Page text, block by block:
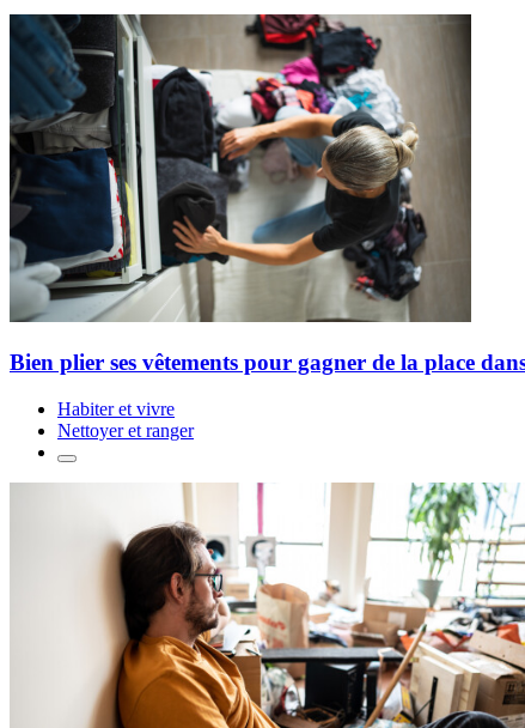
Bien plier ses vêtements pour gagner de la place
Habiter et vivre
Nettoyer et ranger